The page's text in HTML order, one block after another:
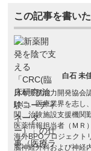
この記事を書い
白石 未
日本実務能力開発協会
けに、医療業界を志し
関、治験施設支援機関
医薬情報担当者（ＭＲ
海外BPOプロジェクト
脳神経外科および神経